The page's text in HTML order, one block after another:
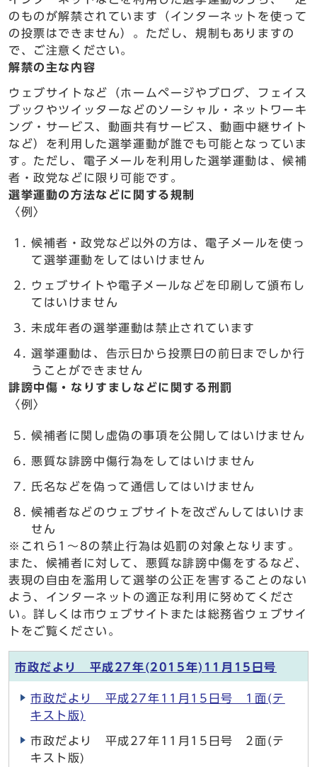
のものが解禁されています（インターネットを使って
の投票はできません）。ただし、規制もありますの
で、ご注意ください。
解禁の主な内容
ウェブサイトなど（ホームページやブログ、フェイス
ブックやツイッターなどのソーシャル・ネットワーキ
ング・サービス、動画共有サービス、動画中継サイト
など）を利用した選挙運動が誰でも可能となっていま
す。ただし、電子メールを利用した選挙運動は、候補
者・政党などに限り可能です。
選挙運動の方法などに関する規制
〈例〉
候補者・政党など以外の方は、電子メールを使っ
て選挙運動をしてはいけません
ウェブサイトや電子メールなどを印刷して頒布し
てはいけません
未成年者の選挙運動は禁止されています
選挙運動は、告示日から投票日の前日までしか行
うことができません
誹謗中傷・なりすましなどに関する刑罰
〈例〉
候補者に関し虚偽の事項を公開してはいけません
悪質な誹謗中傷行為をしてはいけません
氏名などを偽って通信してはいけません
候補者などのウェブサイトを改ざんしてはいけま
せん
※これら1～8の禁止行為は処罰の対象となります。
また、候補者に対して、悪質な誹謗中傷をするなど、
表現の自由を濫用して選挙の公正を害することのない
よう、インターネットの適正な利用に努めてくださ
い。詳しくは市ウェブサイトまたは総務省ウェブサイ
トをご覧ください。
市政だより 平成27年(2015年)11月15日号
市政だより 平成27年11月15日号 1面(テ
キスト版)
市政だより 平成27年11月15日号 2面(テ
キスト版)